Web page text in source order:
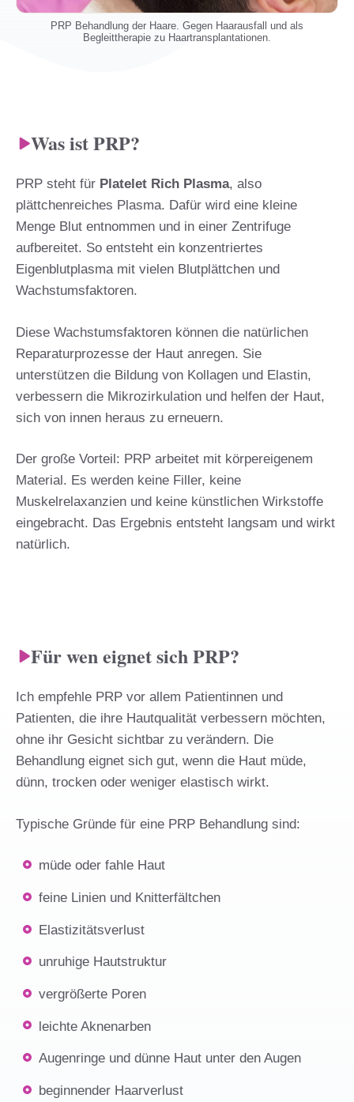
PRP Behandlung der Haare. Gegen Haarausfall und als
Begleittherapie zu Haartransplantationen.
Was ist PRP?
PRP steht für Platelet Rich Plasma, also
plättchenreiches Plasma. Dafür wird eine kleine
Menge Blut entnommen und in einer Zentrifuge
aufbereitet. So entsteht ein konzentriertes
Eigenblutplasma mit vielen Blutplättchen und
Wachstumsfaktoren.
Diese Wachstumsfaktoren können die natürlichen
Reparaturprozesse der Haut anregen. Sie
unterstützen die Bildung von Kollagen und Elastin,
verbessern die Mikrozirkulation und helfen der Haut,
sich von innen heraus zu erneuern.
Der große Vorteil: PRP arbeitet mit körpereigenem
Material. Es werden keine Filler, keine
Muskelrelaxanzien und keine künstlichen Wirkstoffe
eingebracht. Das Ergebnis entsteht langsam und wirkt
natürlich.
Für wen eignet sich PRP?
Ich empfehle PRP vor allem Patientinnen und
Patienten, die ihre Hautqualität verbessern möchten,
ohne ihr Gesicht sichtbar zu verändern. Die
Behandlung eignet sich gut, wenn die Haut müde,
dünn, trocken oder weniger elastisch wirkt.
Typische Gründe für eine PRP Behandlung sind:
müde oder fahle Haut
feine Linien und Knitterfältchen
Elastizitätsverlust
unruhige Hautstruktur
vergrößerte Poren
leichte Aknenarben
Augenringe und dünne Haut unter den Augen
beginnender Haarverlust